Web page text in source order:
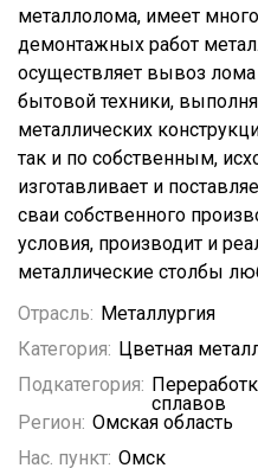
металлолома, имеет
демонтажных работ
осуществляет вывоз
бытовой техники,
металлических
так и по собственным,
изготавливает и
сваи собственного
условия, производит и
металлические столбы
Отрасль: Металлургия
Категория: Цветная
Подкатегория:
сплавов
Регион: Омская область
Нас. пункт: Омск